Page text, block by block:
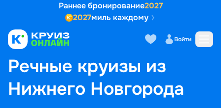
Раннее бронирование2027
2027миль каждому
Войти
ГЛАВНАЯ • ПОПУЛЯРНЫЕ НАПРАВЛЕНИЯ
РЕЧНЫЕ КРУИЗЫ ИЗ НИЖНЕГО НОВГОРОДА
Речные круизы из
Нижнего Новгорода